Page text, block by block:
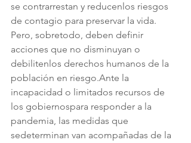
se contrarrestan y reducenlos riesgos
de contagio para preservar la vida.
Pero, sobretodo, deben definir
acciones que no disminuyan o
debilitenlos derechos humanos de la
población en riesgo.Ante la
incapacidad o limitados recursos de
los gobiernospara responder a la
pandemia, las medidas que
sedeterminan van acompañadas de la